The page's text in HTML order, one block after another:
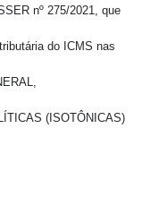
nº 275/2021, que
do ICMS nas
(ISOTÔNICAS)